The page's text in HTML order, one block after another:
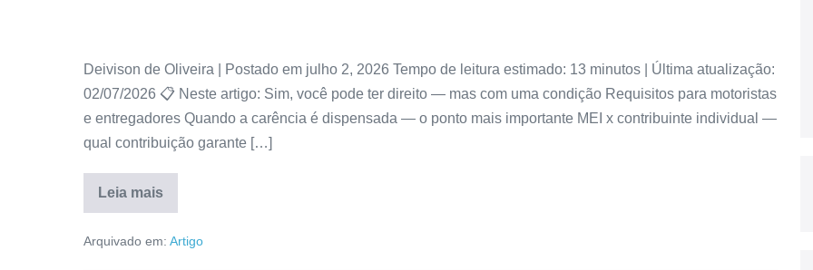
Deivison de Oliveira | Postado em julho 2, 2026 Tempo de leitura estimado: 13 minutos | Última atualização:
02/07/2026 📋 Neste artigo: Sim, você pode ter direito — mas com uma condição Requisitos para motoristas
e entregadores Quando a carência é dispensada — o ponto mais importante MEI x contribuinte individual —
qual contribuição garante […]
Leia mais
Arquivado em: Artigo